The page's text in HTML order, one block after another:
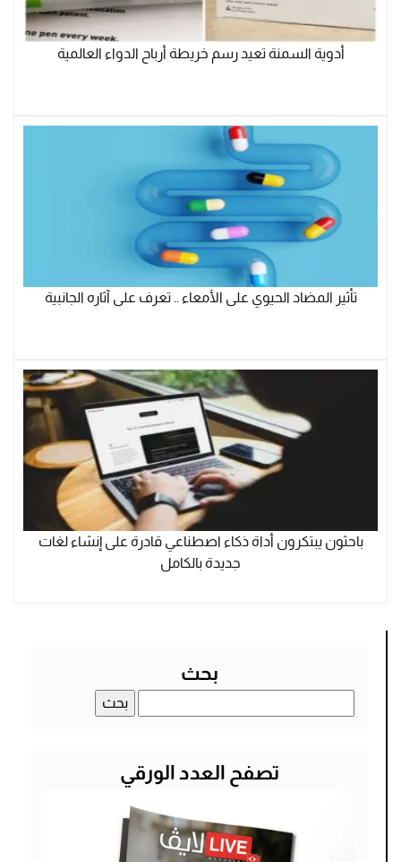
أدوية السمنة تعيد رسم خريطة أرباح الدواء العالمية
تأثير المضاد الحيوي على الأمعاء .. تعرف على آثاره الجانبية
باحثون يبتكرون أداة ذكاء اصطناعي قادرة على إنشاء لغات
جديدة بالكامل
بحث
عن:
تصفح العدد الورقي